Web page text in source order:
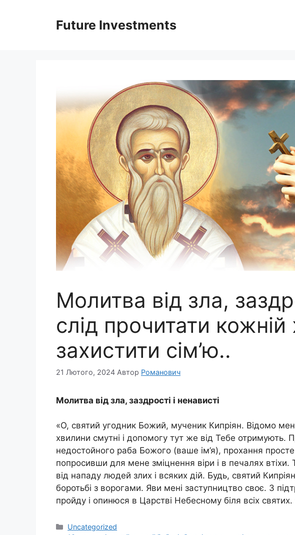
Future Investments
Молитва від зла,
слід прочитати
захистити сім’ю..
21 Лютого, 2024 Автор Романович
Молитва від зла, заздрості і ненависті
«О, святий угодник Божий, мученик Кипріян. Відомо
хвилини смутні і допомогу тут же від Тебе отримують.
недостойного раба Божого (ваше ім’я), прохання
попросивши для мене зміцнення віри і в печалях втіхи.
від нападу людей злих і всяких дій. Будь, святий
боротьбі з ворогами. Яви мені заступництво своє. З
пройду і опинюся в Царстві Небесному біля всіх святих.
Категорії
Uncategorized